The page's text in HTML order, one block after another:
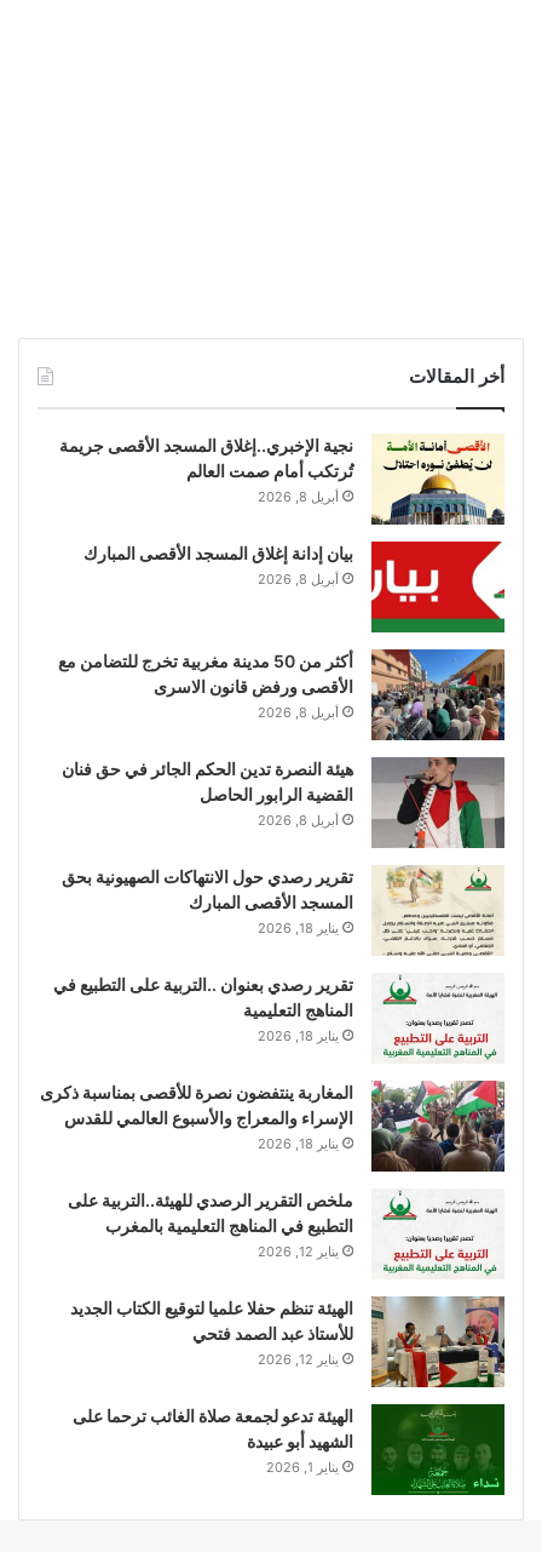
أخر المقالات
نجية الإخبري..إغلاق المسجد الأقصى جريمة
تُرتكب أمام صمت العالم
أبريل 8, 2026
بيان إدانة إغلاق المسجد الأقصى المبارك
أبريل 8, 2026
أكثر من 50 مدينة مغربية تخرج للتضامن مع
الأقصى ورفض قانون الاسرى
أبريل 8, 2026
هيئة النصرة تدين الحكم الجائر في حق فنان
القضية الرابور الحاصل
أبريل 8, 2026
تقرير رصدي حول الانتهاكات الصهيونية بحق
المسجد الأقصى المبارك
يناير 18, 2026
تقرير رصدي بعنوان ..التربية على التطبيع في
المناهج التعليمية
يناير 18, 2026
المغاربة ينتفضون نصرة للأقصى بمناسبة ذكرى
الإسراء والمعراج والأسبوع العالمي للقدس
يناير 18, 2026
ملخص التقرير الرصدي للهيئة..التربية على
التطبيع في المناهج التعليمية بالمغرب
يناير 12, 2026
الهيئة تنظم حفلا علميا لتوقيع الكتاب الجديد
للأستاذ عبد الصمد فتحي
يناير 12, 2026
الهيئة تدعو لجمعة صلاة الغائب ترحما على
الشهيد أبو عبيدة
يناير 1, 2026